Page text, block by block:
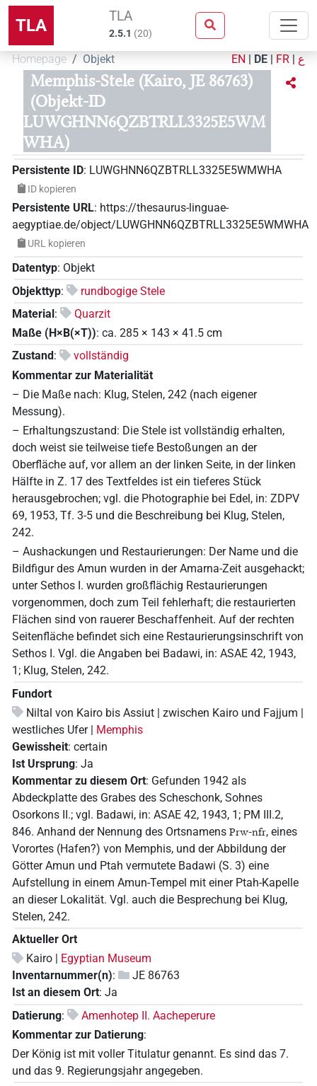
TLA TLA
2.5.1 (20)
Homepage Objekt EN | DE | FR | ع
Memphis-Stele (Kairo, JE 86763)
(Objekt-ID
LUWGHNN6QZBTRLL3325E5WM
WHA)
Persistente ID: LUWGHNN6QZBTRLL3325E5WMWHA
ID kopieren
Persistente URL: https://thesaurus-linguae-
aegyptiae.de/object/LUWGHNN6QZBTRLL3325E5WMWHA
URL kopieren
Datentyp: Objekt
Objekttyp:
rundbogige Stele
Material:
Quarzit
Maße (H×B(×T)): ca. 285 × 143 × 41.5 cm
Zustand :
vollständig
Kommentar zur Materialität
– Die Maße nach: Klug, Stelen, 242 (nach eigener
Messung).
– Erhaltungszustand: Die Stele ist vollständig erhalten,
doch weist sie teilweise tiefe Bestoßungen an der
Oberfläche auf, vor allem an der linken Seite, in der linken
Hälfte in Z. 17 des Textfeldes ist ein tieferes Stück
herausgebrochen; vgl. die Photographie bei Edel, in: ZDPV
69, 1953, Tf. 3-5 und die Beschreibung bei Klug, Stelen,
242.
– Aushackungen und Restaurierungen: Der Name und die
Bildfigur des Amun wurden in der Amarna-Zeit ausgehackt;
unter Sethos I. wurden großflächig Restaurierungen
vorgenommen, doch zum Teil fehlerhaft; die restaurierten
Flächen sind von rauerer Beschaffenheit. Auf der rechten
Seitenfläche befindet sich eine Restaurierungsinschrift von
Sethos I. Vgl. die Angaben bei Badawi, in: ASAE 42, 1943,
1; Klug, Stelen, 242.
Fundort
Niltal von Kairo bis Assiut | zwischen Kairo und Fajjum |
westliches Ufer | Memphis
Gewissheit: certain
Ist Ursprung: Ja
Kommentar zu diesem Ort: Gefunden 1942 als
Abdeckplatte des Grabes des Scheschonk, Sohnes
Osorkons II.; vgl. Badawi, in: ASAE 42, 1943, 1; PM III.2,
846. Anhand der Nennung des Ortsnamens Prw-nfr, eines
Vorortes (Hafen?) von Memphis, und der Abbildung der
Götter Amun und Ptah vermutete Badawi (S. 3) eine
Aufstellung in einem Amun-Tempel mit einer Ptah-Kapelle
an dieser Lokalität. Vgl. auch die Besprechung bei Klug,
Stelen, 242.
Aktueller Ort
Kairo |
Egyptian Museum
Inventarnummer(n):
JE 86763
Ist an diesem Ort: Ja
Datierung:
Amenhotep II. Aacheperure
Kommentar zur Datierung:
Der König ist mit voller Titulatur genannt. Es sind das 7.
und das 9. Regierungsjahr angegeben.